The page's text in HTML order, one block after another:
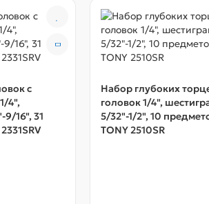
с
4",
16", 31
Набор глубоких
головок 1/4",
5/32"-1/2", 10
TONY 2510SR